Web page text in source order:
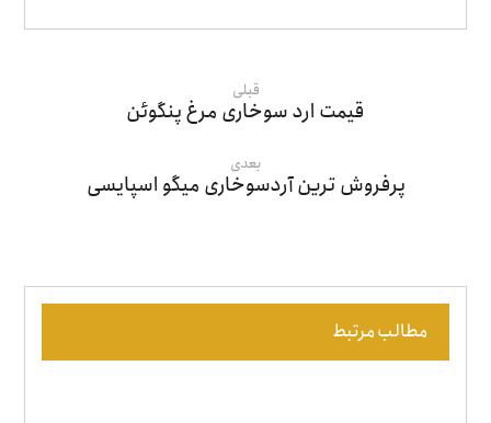
قبلی
قیمت ارد سوخاری مرغ پنگوئن
بعدی
پرفروش ترین آردسوخاری میگو اسپایسی
مطالب مرتبط